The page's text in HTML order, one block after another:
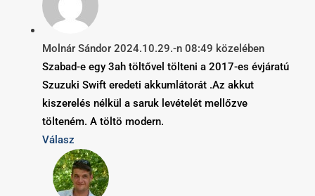
Molnár Sándor 2024.10.29.-n 08:49 közelében
Szabad-e egy 3ah töltővel tölteni a 2017-es évjáratú
Szuzuki Swift eredeti akkumlátorát .Az akkut
kiszerelés nélkül a saruk levételét mellőzve
tölteném. A töltö modern.
Válasz